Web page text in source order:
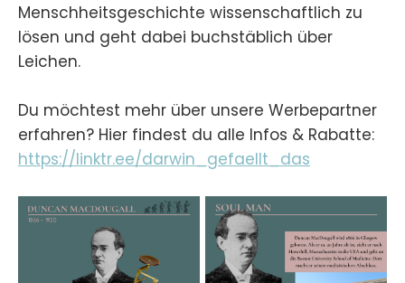
Menschheitsgeschichte wissenschaftlich zu
lösen und geht dabei buchstäblich über
Leichen.
Du möchtest mehr über unsere Werbepartner
erfahren? Hier findest du alle Infos & Rabatte:
https://linktr.ee/darwin_gefaellt_das